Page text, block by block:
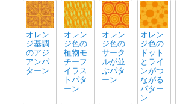
オレン
ジ基調
のアジ
アンパ
ターン
オレン
ジ色の
植物モ
チーフ
イラス
トパタ
ーン
オレン
ジ色の
サーク
ルが並
ぶパタ
ーン
オレン
ジ色の
ドット
とライ
ンがつ
ながる
パター
ン